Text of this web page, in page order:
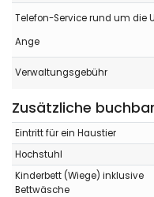
Telefon-Service rund um die
Ange
Verwaltungsgebühr
Zusätzliche
Eintritt für ein Haustier
Hochstuhl
Kinderbett (Wiege) inklusive
Bettwäsche